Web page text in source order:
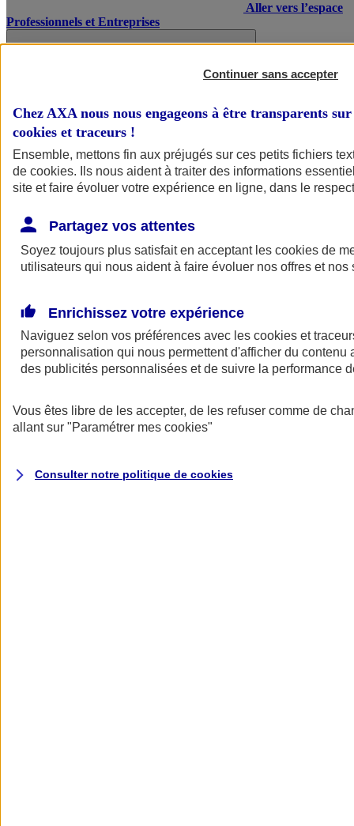
Aller vers l’espace
Professionnels et Entreprises
AXA Assurance
Continuer sans accepter
Chez AXA nous nous engageons à être transparents
cookies et traceurs !
Ensemble, mettons fin aux préjugés sur ces petits fichiers
de cookies. Ils nous aident à traiter des informations
site et faire évoluer votre expérience en ligne, dans le
Partagez vos attentes
Soyez toujours plus satisfait en acceptant les cookies de
utilisateurs qui nous aident à faire évoluer nos offres et nos
Enrichissez votre expérience
Naviguez selon vos préférences avec les cookies et
personnalisation qui nous permettent d'afficher du contenu
des publicités personnalisées et de suivre la performance
Vous êtes libre de les accepter, de les refuser comme de
allant sur "Paramétrer mes cookies"
Consulter notre politique de cookies